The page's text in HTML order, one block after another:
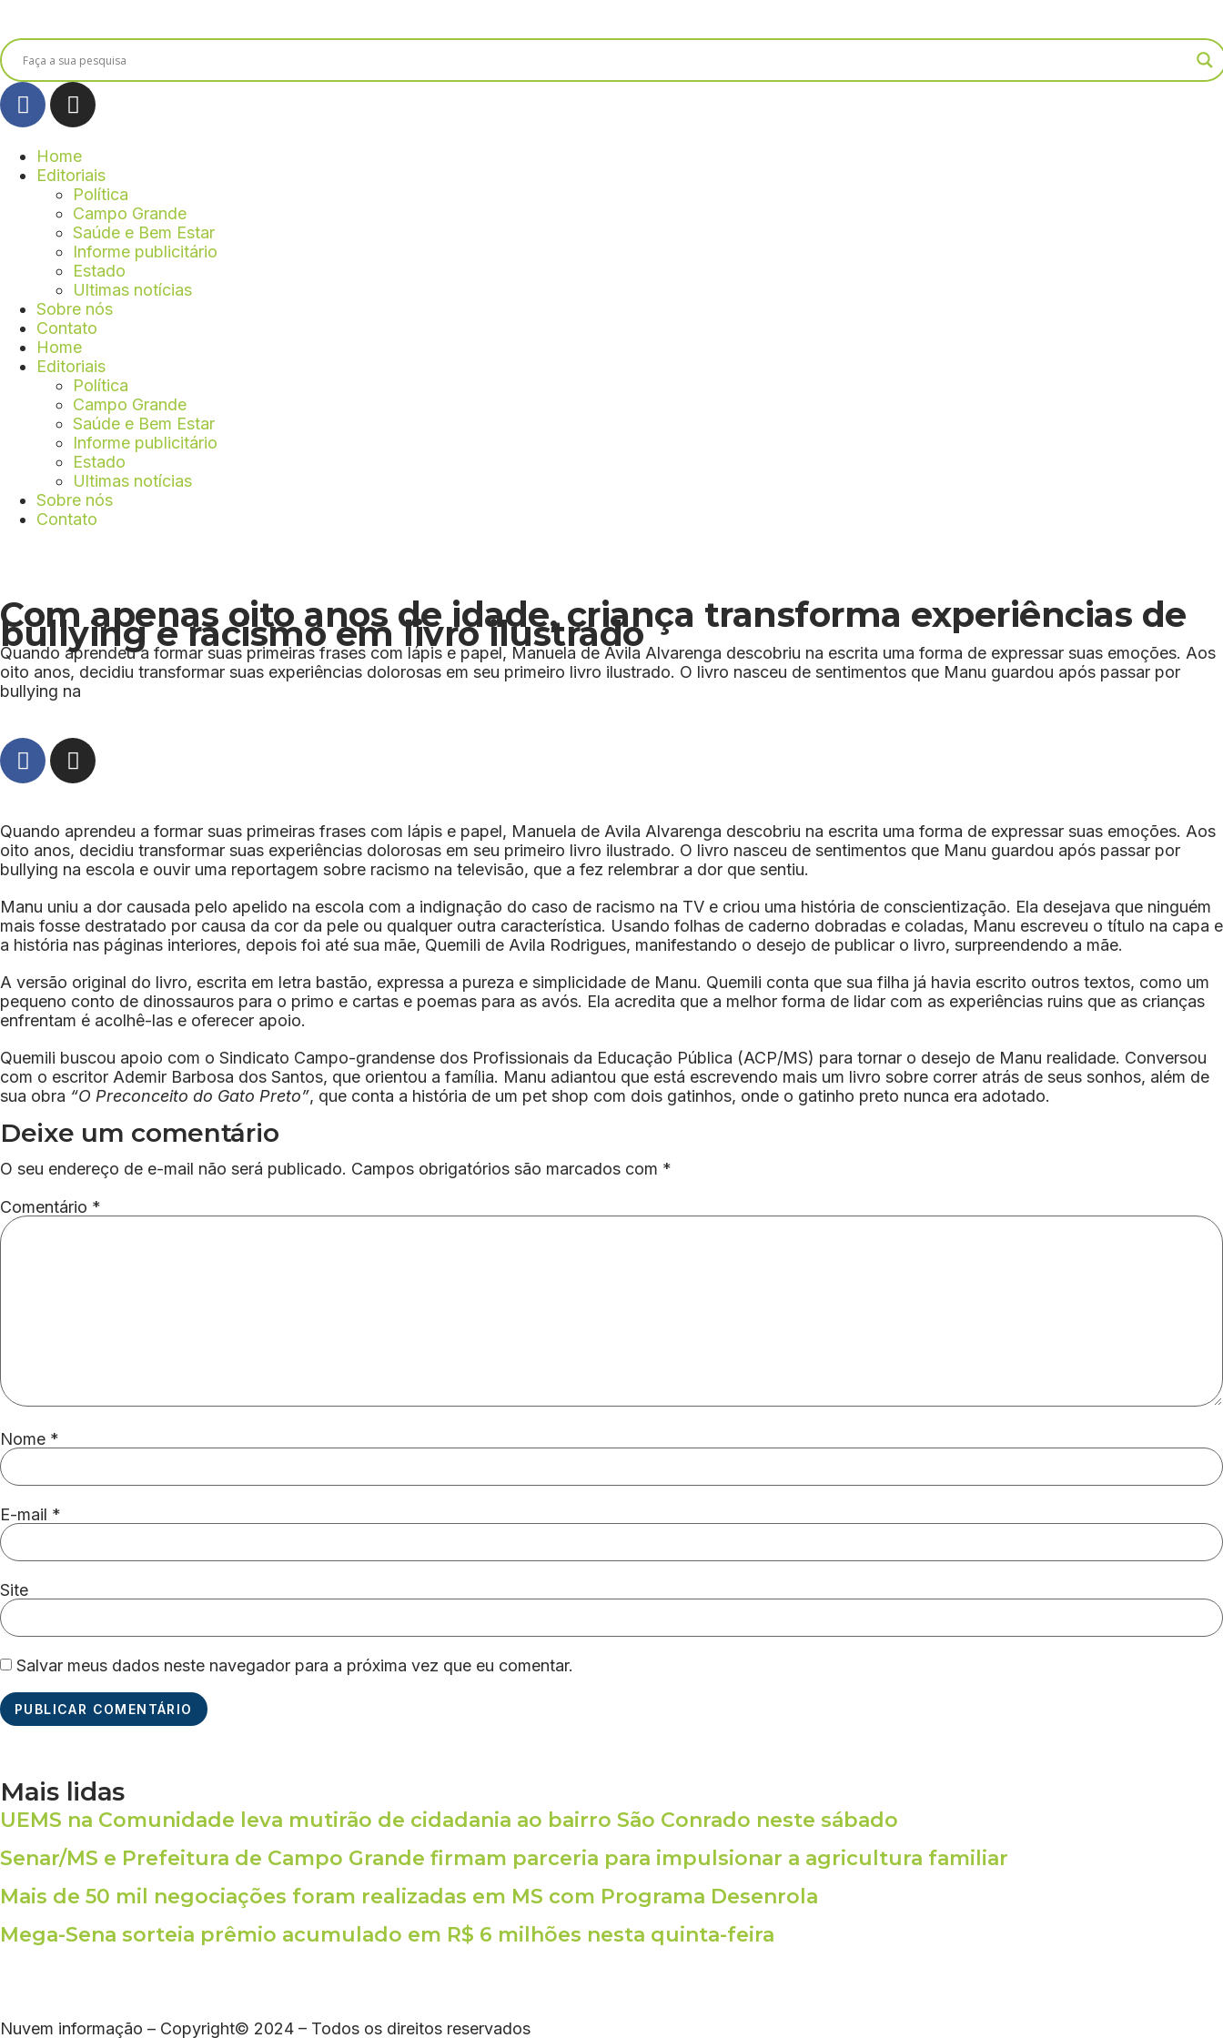
Home
Editoriais
Política
Campo Grande
Saúde e Bem Estar
Informe publicitário
Estado
Ultimas notícias
Sobre nós
Contato
Home
Editoriais
Política
Campo Grande
Saúde e Bem Estar
Informe publicitário
Estado
Ultimas notícias
Sobre nós
Contato
Com apenas oito anos de idade, criança transforma experiências de
bullying e racismo em livro ilustrado
Quando aprendeu a formar suas primeiras frases com lápis e papel, Manuela de Avila Alvarenga descobriu na escrita uma forma de expressar suas emoções. Aos
oito anos, decidiu transformar suas experiências dolorosas em seu primeiro livro ilustrado. O livro nasceu de sentimentos que Manu guardou após passar por
bullying na
Quando aprendeu a formar suas primeiras frases com lápis e papel, Manuela de Avila Alvarenga descobriu na escrita uma forma de expressar suas emoções. Aos
oito anos, decidiu transformar suas experiências dolorosas em seu primeiro livro ilustrado. O livro nasceu de sentimentos que Manu guardou após passar por
bullying na escola e ouvir uma reportagem sobre racismo na televisão, que a fez relembrar a dor que sentiu.
Manu uniu a dor causada pelo apelido na escola com a indignação do caso de racismo na TV e criou uma história de conscientização. Ela desejava que ninguém
mais fosse destratado por causa da cor da pele ou qualquer outra característica. Usando folhas de caderno dobradas e coladas, Manu escreveu o título na capa e
a história nas páginas interiores, depois foi até sua mãe, Quemili de Avila Rodrigues, manifestando o desejo de publicar o livro, surpreendendo a mãe.
A versão original do livro, escrita em letra bastão, expressa a pureza e simplicidade de Manu. Quemili conta que sua filha já havia escrito outros textos, como um
pequeno conto de dinossauros para o primo e cartas e poemas para as avós. Ela acredita que a melhor forma de lidar com as experiências ruins que as crianças
enfrentam é acolhê-las e oferecer apoio.
Quemili buscou apoio com o Sindicato Campo-grandense dos Profissionais da Educação Pública (ACP/MS) para tornar o desejo de Manu realidade. Conversou
com o escritor Ademir Barbosa dos Santos, que orientou a família. Manu adiantou que está escrevendo mais um livro sobre correr atrás de seus sonhos, além de
sua obra “O Preconceito do Gato Preto”, que conta a história de um pet shop com dois gatinhos, onde o gatinho preto nunca era adotado.
Deixe um comentário
O seu endereço de e-mail não será publicado. Campos obrigatórios são marcados com *
Comentário *
Nome *
E-mail *
Site
Salvar meus dados neste navegador para a próxima vez que eu comentar.
Mais lidas
UEMS na Comunidade leva mutirão de cidadania ao bairro São Conrado neste sábado
Senar/MS e Prefeitura de Campo Grande firmam parceria para impulsionar a agricultura familiar
Mais de 50 mil negociações foram realizadas em MS com Programa Desenrola
Mega-Sena sorteia prêmio acumulado em R$ 6 milhões nesta quinta-feira
Nuvem informação – Copyright© 2024 – Todos os direitos reservados